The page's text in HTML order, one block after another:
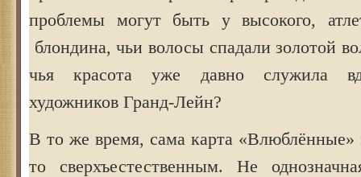
проблемы могут быть у высокого,
блондина, чьи волосы спадали золотой
чья красота уже давно служила
художников Гранд-Лейн?
В то же время, сама карта «Влюблённые»
то сверхъестественным. Не